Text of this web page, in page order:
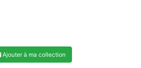
Ajouter à ma collection